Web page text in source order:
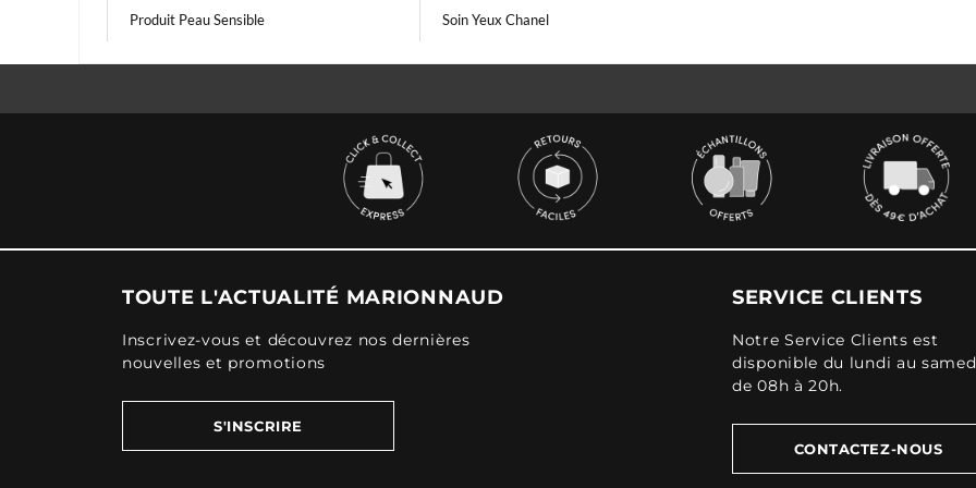
Produit Peau Sensible Soin Yeux Chanel
TOUTE L'ACTUALITÉ MARIONNAUD
Inscrivez-vous et découvrez nos dernières
nouvelles et promotions
S'INSCRIRE
SERVICE CLIENTS
Notre Service Clients est
disponible du lundi au
de 08h à 20h.
CONTACTEZ-NOUS